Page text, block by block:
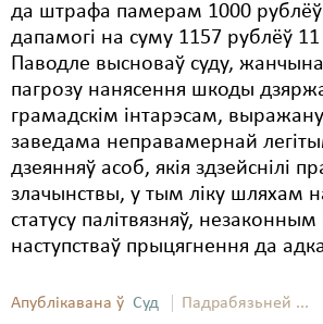
да штрафа памерам 1000
дапамогі на суму 1157 рублёў 11
Паводле высноваў суду,
пагрозу нанясення шкоды
грамадскім інтарэсам,
заведама неправамернай
дзеянняў асоб, якія здзейснілі
злачынствы, у тым ліку шляхам
статусу палітвязняў, незаконным
наступстваў прыцягнення да
Апублікавана ў Суд Падрабязьней ...